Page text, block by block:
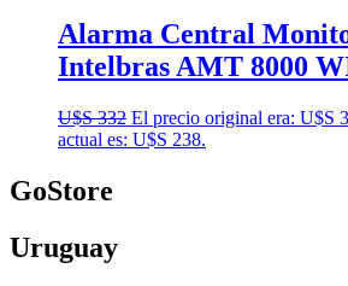
Alarma Central
Intelbras AMT 8000
U$S332 El precio original era: U$S
actual es: U$S 238.
GoStore
Uruguay